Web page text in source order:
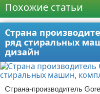
Похожие статьи
Страна
ряд стиральных
дизайн
Страна-производитель